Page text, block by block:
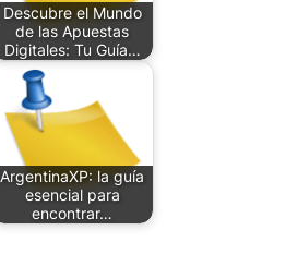
Descubre el Mundo
de las Apuestas
Digitales: Tu Guía…
ArgentinaXP: la guía
esencial para
encontrar…